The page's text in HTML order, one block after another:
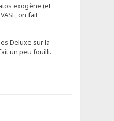
exogène (et
on fait
Deluxe sur la
un peu fouilli.